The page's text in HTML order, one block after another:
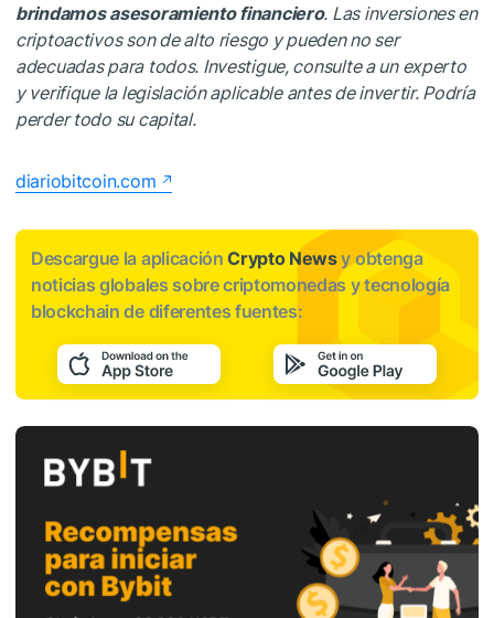
brindamos asesoramiento financiero. Las inversiones en
criptoactivos son de alto riesgo y pueden no ser
adecuadas para todos. Investigue, consulte a un experto
y verifique la legislación aplicable antes de invertir. Podría
perder todo su capital.
diariobitcoin.com
Descargue la aplicaciónCrypto Newsy obtenga
noticias globales sobre criptomonedas y tecnología
blockchain de diferentes fuentes: